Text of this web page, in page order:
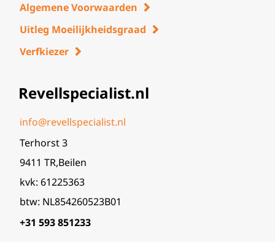
Algemene Voorwaarden
Uitleg Moeilijkheidsgraad
Verfkiezer
Revellspecialist.nl
info@revellspecialist.nl
Terhorst 3
9411 TR,Beilen
kvk: 61225363
btw: NL854260523B01
+31 593 851233